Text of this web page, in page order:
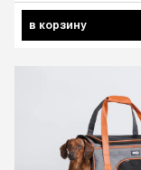
в корзину